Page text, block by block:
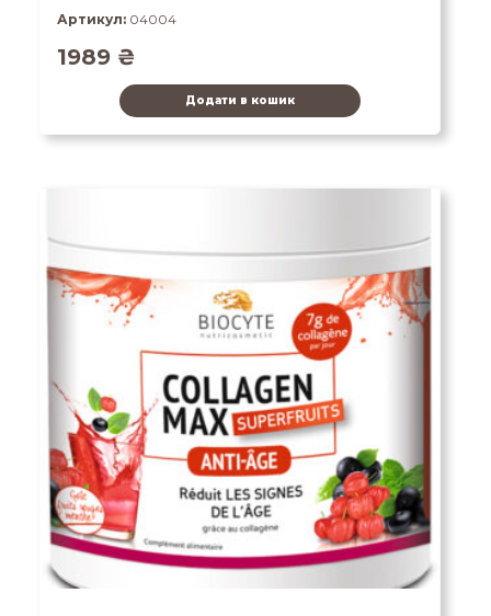
Артикул: 04004
1989 ₴
Додати в кошик